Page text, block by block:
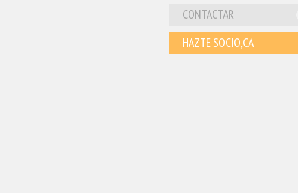
CONTACTAR
HAZTE SOCIO,CA